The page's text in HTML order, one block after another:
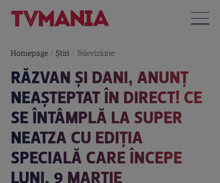
Homepage / Știri / Televiziune
RĂZVAN ȘI DANI, ANUNȚ
NEAȘTEPTAT ÎN DIRECT! CE
SE ÎNTÂMPLĂ LA SUPER
NEATZA CU EDIȚIA
SPECIALĂ CARE ÎNCEPE
LUNI, 9 MARTIE